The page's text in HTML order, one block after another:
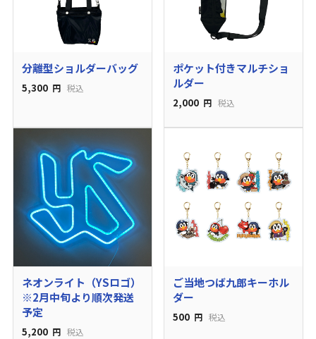
分離型ショルダーバッグ
5,300 円 税込
ポケット付きマルチショ
ルダー
2,000 円 税込
ネオンライト（YSロゴ）
※2月中旬より順次発送
予定
5,200 円 税込
ご当地つば九郎キーホル
ダー
500 円 税込